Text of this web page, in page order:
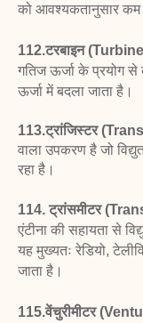
को आवश्यकतानुसार कम
112.टरबाइन
गतिज ऊर्जा के प्रयोग से
ऊर्जा में बदला जाता है।
113.ट्रांजिस्टर
वाला उपकरण है जो
रहा है।
114. ट्रांसमीटर
एंटीना की सहायता से
यह मुख्यतः रेडियो,
जाता है।
115.वेंचुरीमीटर